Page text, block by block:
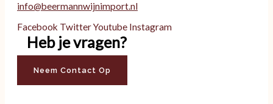
info@beermannwijnimport.nl
Facebook TwitterYoutube Instagram
Heb je vragen?
Neem Contact Op